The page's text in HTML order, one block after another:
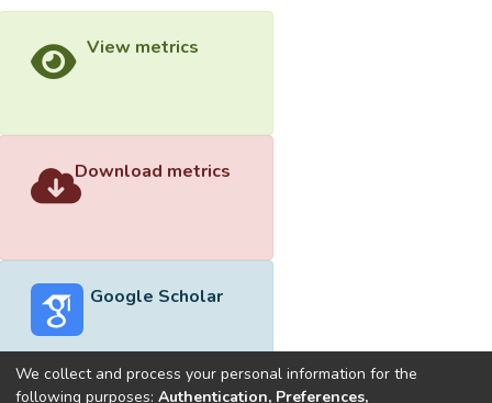
View metrics
Download metrics
Google Scholar
We collect and process your personal information for the
following purposes: Authentication, Preferences,